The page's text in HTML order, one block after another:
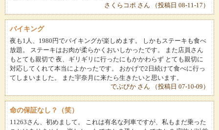
さくらコポ さん （投稿日 08-11-17）
バイキング
夜も1人、1980円でバイキングが楽しめます。 しかもステーキも食べ
放題。 ステーキはお肉が柔らかくおいしかったです。 また店員さん
もとても親切で 夜、ギリギリに行ったにもかかわらず とても親切に
対応してくれて本当によかったです。 おかげで2日続けて食べに行っ
てしまいました。 また宇奈月に来たら生きたいと思います。
でぶぴか さん （投稿日 07-10-09）
命の保証なし？（笑）
11263さん、初めまして。 これは有名な列車ですが、私もまだ乗った